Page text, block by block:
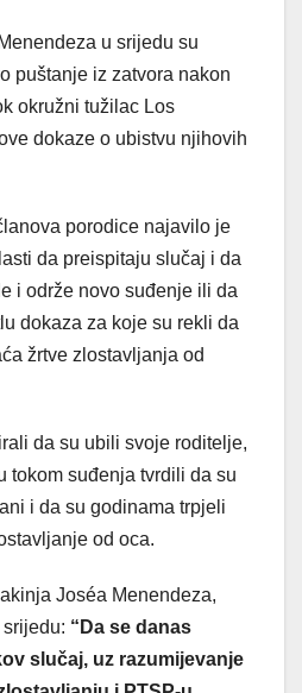
u srijedu su
puštanje iz zatvora nakon
okružni tužilac Los
dokaze o ubistvu njihovih
porodice najavilo je
da preispitaju slučaj i da
i održe novo suđenje ili da
dokaza za koje su rekli da
žrtve zlostavljanja od
da su ubili svoje roditelje,
tokom suđenja tvrdili da su
i da su godinama trpjeli
od oca.
Joséa Menendeza,
“Da se danas
slučaj, uz razumijevanje